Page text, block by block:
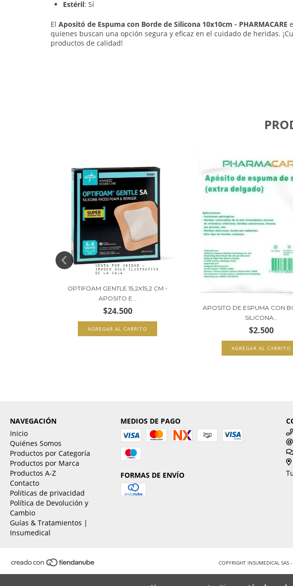
Estéril: Sí
El Apositó de Espuma con Borde de Silicona 10x10cm - PHARMACARE
quienes buscan una opción segura y eficaz en el cuidado de heridas.
productos de calidad!
OPTIFOAM GENTLE 15,2X15,2 CM -
APOSITO E...
$24.500
APOSITO DE ESPUMA CON
SILICONA...
$2.500
NAVEGACIÓN
Inicio
Quiénes Somos
Productos por Categoría
Productos por Marca
Productos A-Z
Contacto
Politicas de privacidad
Política de Devolución y
Cambio
Guías & Tratamientos |
Insumedical
MEDIOS DE PAGO
FORMAS DE ENVÍO
COPYRIGHT INSUMEDICAL SAS